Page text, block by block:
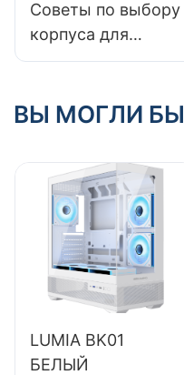
Советы по выбору
корпуса для
игрового ПК:
совместимости
платами
ВЫ МОГЛИ БЫ
LUMIA BK01
БЕЛЫЙ